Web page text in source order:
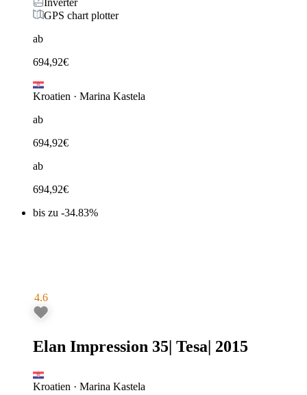
Inverter
GPS chart plotter
ab
694,92€
Kroatien · Marina Kastela
ab
694,92€
ab
694,92€
bis zu -34.83%
4.6
Elan Impression 35| Tesa| 2015
Kroatien · Marina Kastela